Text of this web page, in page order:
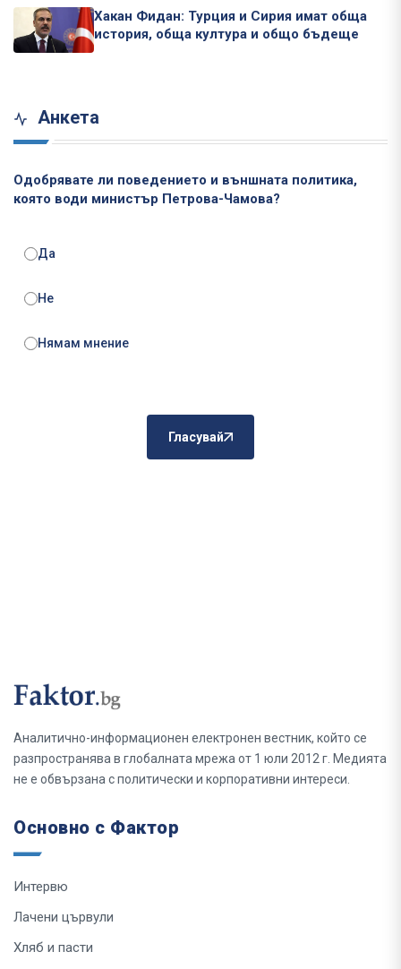
Хакан Фидан: Турция и Сирия имат обща
история, обща култура и общо бъдеще
Анкета
Одобрявате ли поведението и външната политика,
която води министър Петрова-Чамова?
Да
Не
Нямам мнение
Гласувай
Аналитично-информационен електронен вестник, който се
разпространява в глобалната мрежа от 1 юли 2012 г. Медията
не е обвързана с политически и корпоративни интереси.
Основно с Фактор
Интервю
Лачени цървули
Хляб и пасти